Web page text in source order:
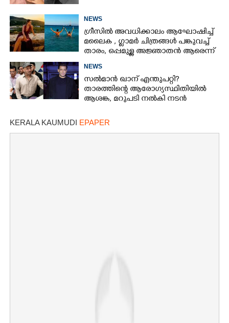
NEWS
ഗ്രീസിൽ അവധിക്കാലം ആഘോഷിച്ച്
മലൈക ,​ ഗ്ലാമർ ചിത്രങ്ങൾ പങ്കുവച്ച്
താരം,​ ഒപ്പമുള്ള അജ്ഞാതൻ ആരെന്ന്
NEWS
സൽമാൻ ഖാന് എന്തുപറ്റി?
താരത്തിന്റെ ആരോഗ്യസ്ഥിതിയിൽ
ആശങ്ക, മറുപടി നൽകി നടൻ
KERALA KAUMUDI EPAPER